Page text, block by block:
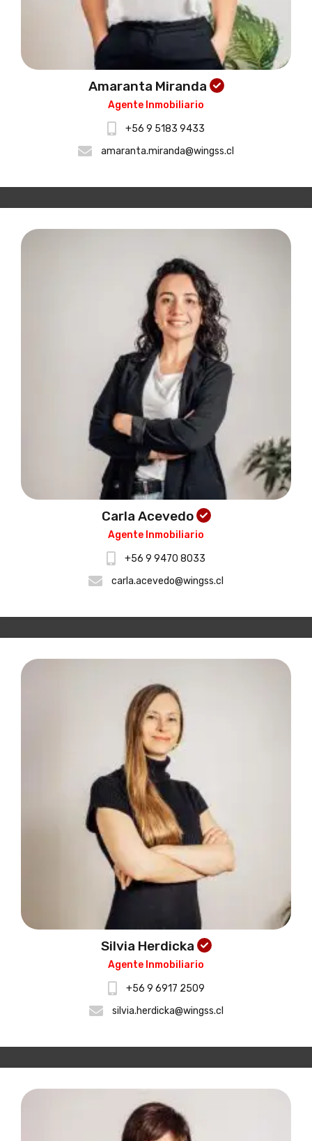
Amaranta Miranda
Agente Inmobiliario
+56 9 5183 9433
amaranta.miranda@wingss.cl
Carla Acevedo
Agente Inmobiliario
+56 9 9470 8033
carla.acevedo@wingss.cl
Silvia Herdicka
Agente Inmobiliario
+56 9 6917 2509
silvia.herdicka@wingss.cl